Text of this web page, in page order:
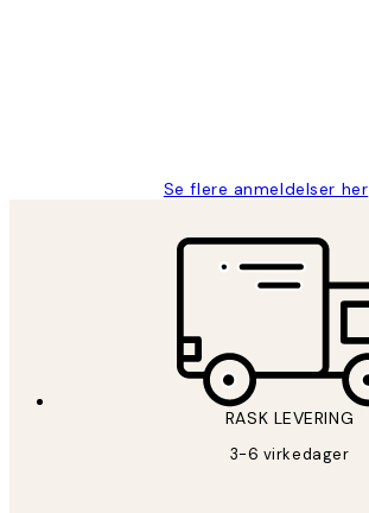
Se flere anmeldelser her
RASK LEVERING
3-6 virkedager